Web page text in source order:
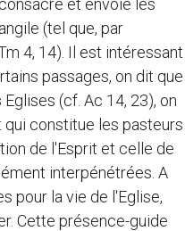
et envoie les
(tel que, par
4, 14). Il est intéressant
passages, on dit que
(cf. Ac 14, 23), on
constitue les pasteurs
de l'Esprit et celle de
interpénétrées. A
pour la vie de l'Eglise,
Cette présence-guide